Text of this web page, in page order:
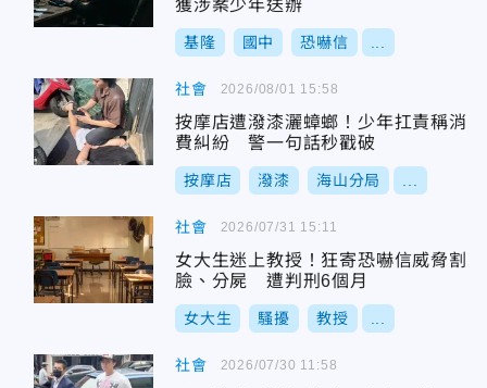
獲涉案少年送辦
基隆 國中 恐嚇信
社會
按摩店遭潑漆灑蟑螂！少年扛責稱消
費糾紛 警一句話秒戳破
按摩店 潑漆 海山分局
2026/08/01 15:58
社會
女大生迷上教授！狂寄恐嚇信威脅割
臉、分屍 遭判刑6個月
女大生 騷擾 教授
2026/07/31 15:11
社會 2026/07/30 11:58